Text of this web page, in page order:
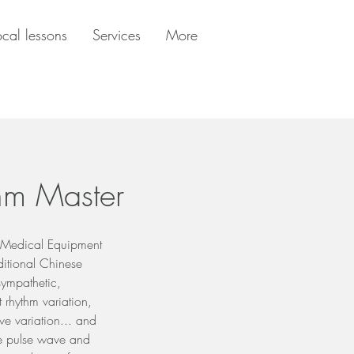
lessons Services More
Master
Equipment
Chinese
rhythm variation,
variation... and
pulse wave and